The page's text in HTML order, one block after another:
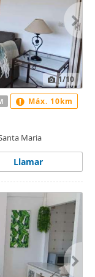
1/10
Maria
Llamar
Máx. 10km